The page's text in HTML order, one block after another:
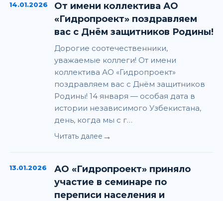
14.01.2026
От имени коллектива АО
«Гидропроект» поздравляем
вас с Днём защитников Родины!
Дорогие соотечественники,
уважаемые коллеги! От имени
коллектива АО «Гидропроект»
поздравляем вас с Днём защитников
Родины! 14 января — особая дата в
истории независимого Узбекистана,
день, когда мы с г…
Читать далее →
13.01.2026
АО «Гидропроект» приняло
участие в семинаре по
переписи населения и